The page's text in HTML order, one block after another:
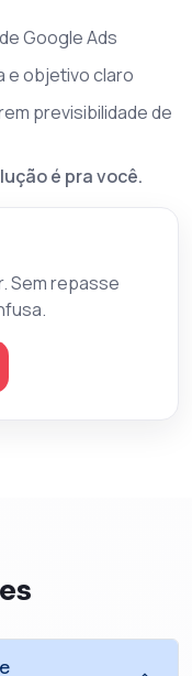
Google Ads
e objetivo claro
previsibilidade de
é pra você.
Sem repasse